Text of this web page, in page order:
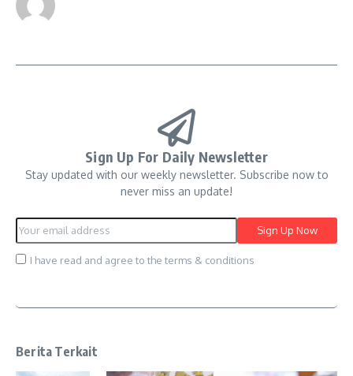
Sign Up For Daily Newsletter
Stay updated with our weekly newsletter. Subscribe now to
never miss an update!
I have read and agree to the terms & conditions
Berita Terkait